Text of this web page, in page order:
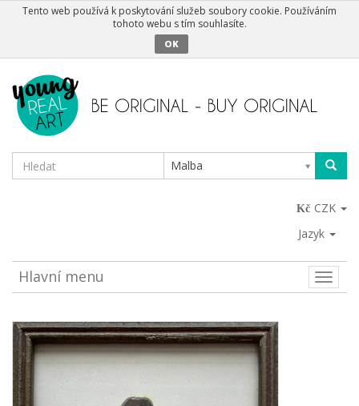
Tento web používá k poskytování služeb soubory cookie. Používáním
tohoto webu s tím souhlasíte.
OK
Malba
CZK
Jazyk
Toggle
Hlavní menu